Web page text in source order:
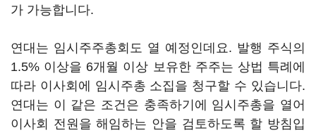
가 가능합니다.
연대는 임시주주총회도 열 예정인데요. 발행 주식의
1.5% 이상을 6개월 이상 보유한 주주는 상법 특례에
따라 이사회에 임시주총 소집을 청구할 수 있습니다.
연대는 이 같은 조건은 충족하기에 임시주총을 열어
이사회 전원을 해임하는 안을 검토하도록 할 방침입